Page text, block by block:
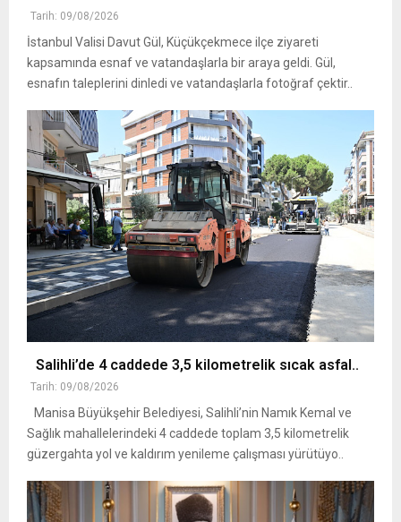
Tarih: 09/08/2026
İstanbul Valisi Davut Gül, Küçükçekmece ilçe ziyareti
kapsamında esnaf ve vatandaşlarla bir araya geldi. Gül,
esnafın taleplerini dinledi ve vatandaşlarla fotoğraf çektir..
Salihli’de 4 caddede 3,5 kilometrelik sıcak asfal..
Tarih: 09/08/2026
Manisa Büyükşehir Belediyesi, Salihli’nin Namık Kemal ve
Sağlık mahallelerindeki 4 caddede toplam 3,5 kilometrelik
güzergahta yol ve kaldırım yenileme çalışması yürütüyo..